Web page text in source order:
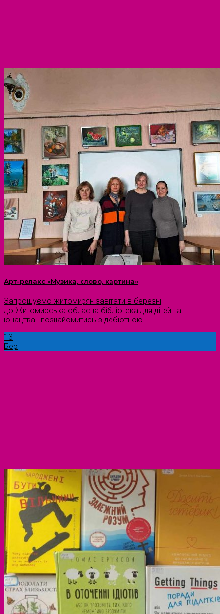
Арт-релакс «Музика, слово, картина»
Запрошуємо житомирян завітати в березні
до Житомирська обласна бібліотека для дітей та
юнацтва і познайомитись з дебютною
13
Бер